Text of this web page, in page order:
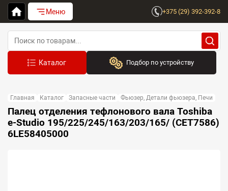
Меню +375 (29) 392-392-8
Подбор по устройству
Выберите бренд
Устройство:
Главная Каталог Запасные части Фьюзер, Детали фьюзера, Печи
Палец отделения тефлонового вала Toshiba
e-Studio 195/225/245/163/203/165/ (CET7586)
6LE58405000